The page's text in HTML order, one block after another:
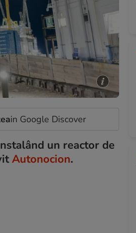
in Google Discover
un reactor de
Autonocion.